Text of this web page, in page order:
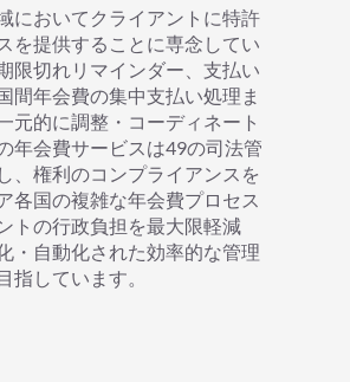
においてクライアントに特許
を提供することに専念してい
限切れリマインダー、支払い
間年会費の集中支払い処理ま
元的に調整・コーディネート
年会費サービスは49の司法管
、権利のコンプライアンスを
各国の複雑な年会費プロセス
トの行政負担を最大限軽減
・自動化された効率的な管理
指しています。